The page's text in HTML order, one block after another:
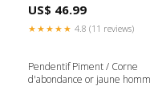
US$ 46.99
★★★★★ 4.8 (11 reviews)
Pendentif Piment / Corne
d'abondance or jaune